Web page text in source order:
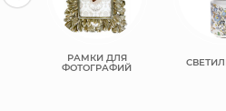
РАМКИ ДЛЯ
ФОТОГРАФИЙ